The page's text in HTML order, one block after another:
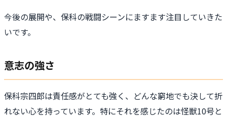
今後の展開や、保科の戦闘シーンにますます注目していきた
いです。
意志の強さ
保科宗四郎は責任感がとても強く、どんな窮地でも決して折
れない心を持っています。特にそれを感じたのは怪獣10号と